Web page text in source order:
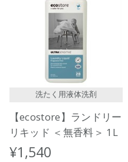
洗たく用液体洗剤
【ecostore】ランドリー
リキッド ＜無香料＞ 1L
¥1,540